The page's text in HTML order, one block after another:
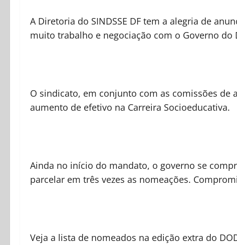
A Diretoria do SINDSSE DF tem a alegria de
muito trabalho e negociação com o Governo do
O sindicato, em conjunto com as comissões de
aumento de efetivo na Carreira Socioeducativa.
Ainda no início do mandato, o governo se
parcelar em três vezes as nomeações.
Veja a lista de nomeados na edição extra do